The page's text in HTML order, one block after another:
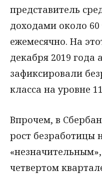
представитель
доходами около 60
ежемесячно. На
декабря 2019
зафиксировали
класса на уровне
Впрочем, в
рост безработицы
четвертом